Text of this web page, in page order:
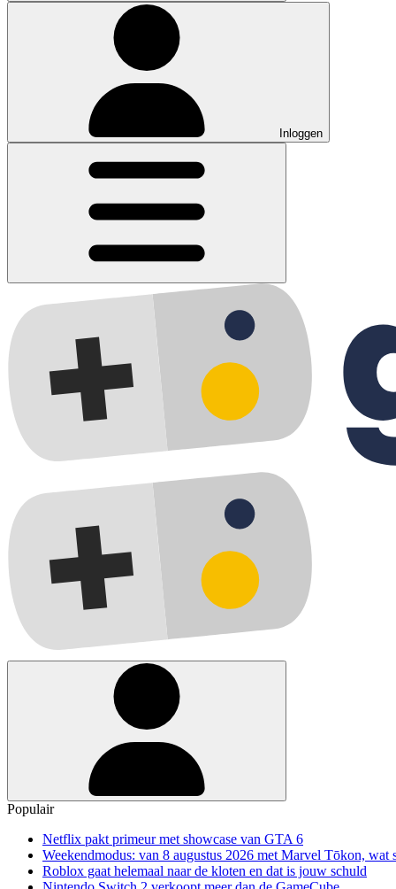
Inloggen
Populair
Netflix pakt primeur met showcase van GTA 6
Weekendmodus: van 8 augustus 2026 met Marvel Tōkon, wat
Roblox gaat helemaal naar de kloten en dat is jouw schuld